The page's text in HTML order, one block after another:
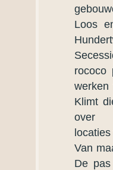
Loos
rococo
werken
Klimt
over
Van
De